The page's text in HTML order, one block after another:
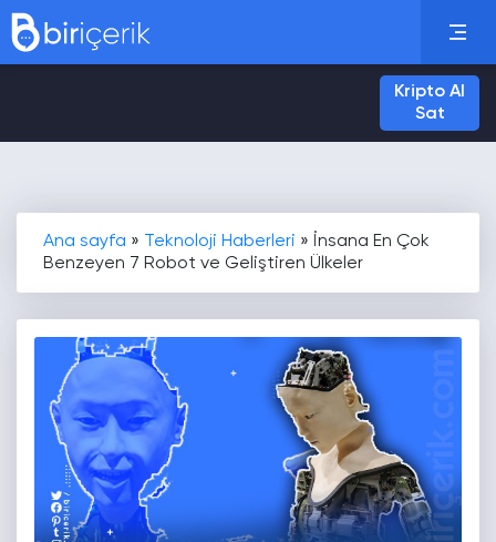
Kripto Al
Sat
Ana sayfa » Teknoloji Haberleri » İnsana En Çok
Benzeyen 7 Robot ve Geliştiren Ülkeler